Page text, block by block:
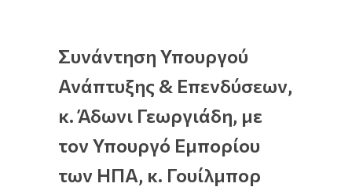
Συνάντηση Υπουργού
Ανάπτυξης & Επενδύσεων,
κ. Άδωνι Γεωργιάδη, με
τον Υπουργό Εμπορίου
των ΗΠΑ, κ. Γουίλμπορ